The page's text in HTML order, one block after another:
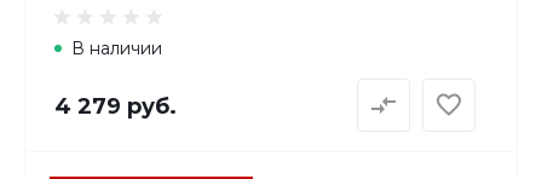
В наличии
4 279 руб.